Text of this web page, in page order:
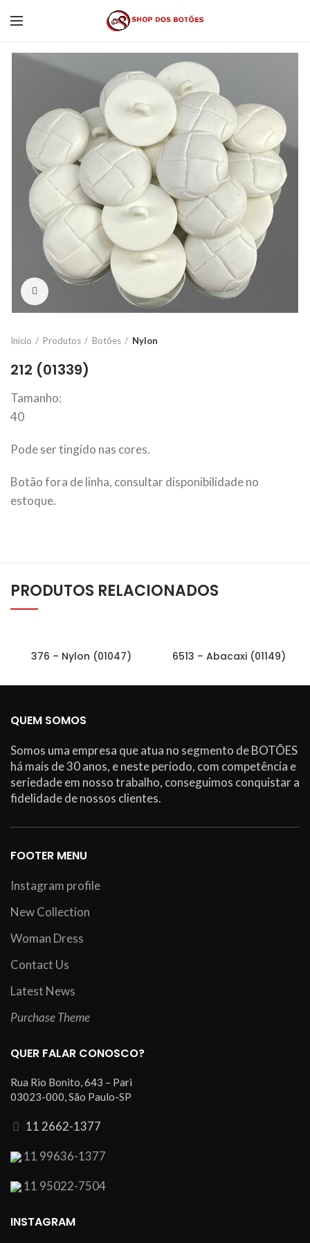
Click to enlarge
Início Produtos Botões Nylon
212 (01339)
Tamanho:
40
Pode ser tingido nas cores.
Botão fora de linha, consultar disponibilidade no
estoque.
PRODUTOS RELACIONADOS
376 – Nylon (01047) 6513 – Abacaxi (01149)
QUEM SOMOS
Somos uma empresa que atua no segmento de BOTÕES
há mais de 30 anos, e neste período, com competência e
seriedade em nosso trabalho, conseguimos conquistar a
fidelidade de nossos clientes.
FOOTER MENU
Instagram profile
New Collection
Woman Dress
Contact Us
Latest News
Purchase Theme
QUER FALAR CONOSCO?
Rua Rio Bonito, 643 – Pari
03023-000, São Paulo-SP
11 2662-1377
11 99636-1377
11 95022-7504
INSTAGRAM